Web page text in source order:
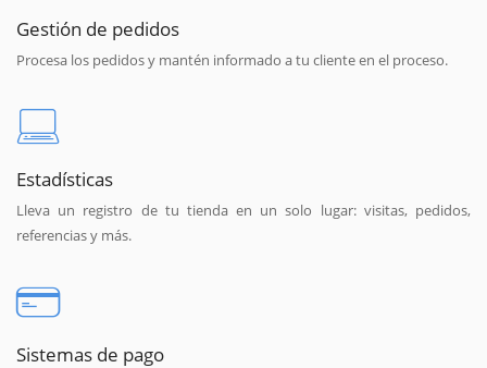
Gestión de pedidos
Procesa los pedidos y mantén informado a tu cliente en el proceso.
Estadísticas
Lleva un registro de tu tienda en un solo lugar: visitas, pedidos,
referencias y más.
Sistemas de pago